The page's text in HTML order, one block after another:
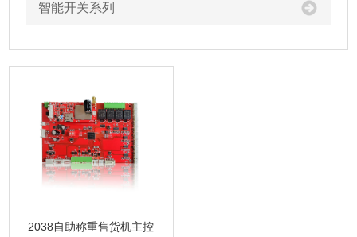
智能开关系列
2038自助称重售货机主控